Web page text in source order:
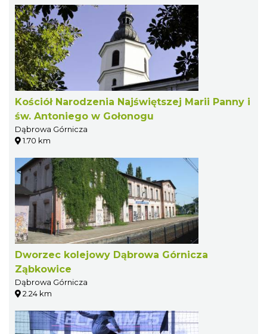
Kościół Narodzenia Najświętszej Marii Panny i
św. Antoniego w Gołonogu
Dąbrowa Górnicza
1.70 km
Dworzec kolejowy Dąbrowa Górnicza
Ząbkowice
Dąbrowa Górnicza
2.24 km